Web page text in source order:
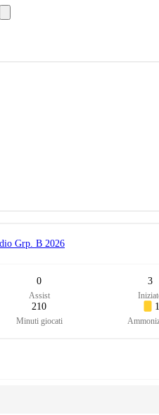
Grp. B 2026
0
Assist
3
210
Minuti giocati
1